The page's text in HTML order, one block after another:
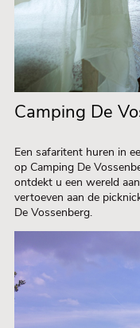
Camping De
Een safaritent huren in
op Camping De
ontdekt u een wereld
vertoeven aan de
De Vossenberg.